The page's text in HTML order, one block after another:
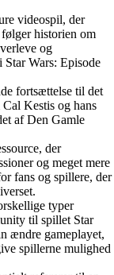
videospil, der
historien om
og
Star Wars: Episode
fortsættelse til det
Kestis og hans
af Den Gamle
der
og meget mere
fans og spillere, der
typer
til spillet Star
ændre gameplayet,
spillerne mulighed